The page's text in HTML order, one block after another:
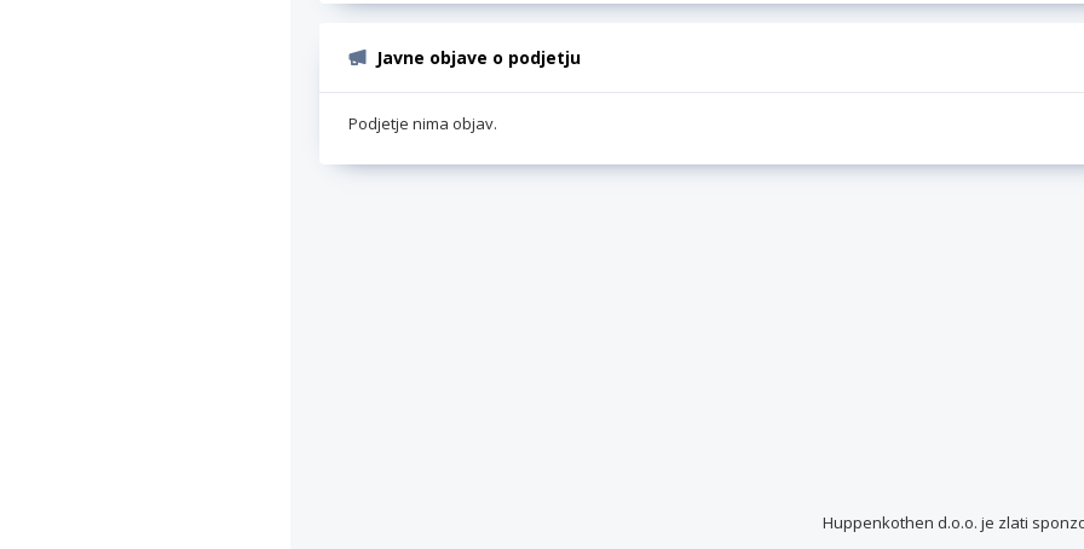
Javne objave o podjetju
Podjetje nima objav.
Huppenkothen d.o.o. je zlati